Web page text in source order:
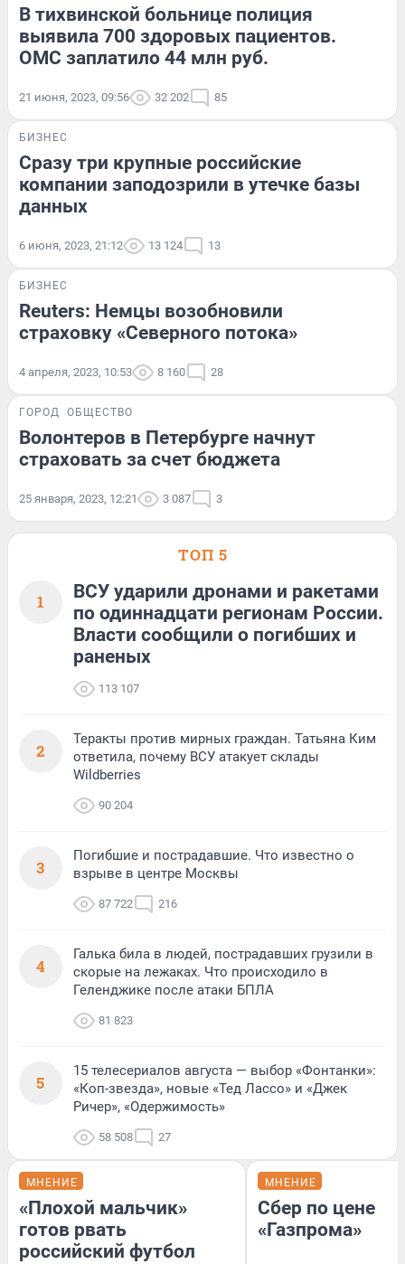
В тихвинской больнице полиция
выявила 700 здоровых пациентов.
ОМС заплатило 44 млн руб.
21 июня, 2023, 09:56 32 202 85
БИЗНЕС
Сразу три крупные российские
компании заподозрили в утечке базы
данных
6 июня, 2023, 21:12 13 124 13
БИЗНЕС
Reuters: Немцы возобновили
страховку «Северного потока»
4 апреля, 2023, 10:53 8 160 28
ГОРОД ОБЩЕСТВО
Волонтеров в Петербурге начнут
страховать за счет бюджета
25 января, 2023, 12:21 3 087 3
ТОП 5
1
ВСУ ударили дронами и ракетами
по одиннадцати регионам России.
Власти сообщили о погибших и
раненых
113 107
2
Теракты против мирных граждан. Татьяна Ким
ответила, почему ВСУ атакует склады
Wildberries
90 204
3
Погибшие и пострадавшие. Что известно о
взрыве в центре Москвы
87 722 216
4
Галька била в людей, пострадавших грузили в
скорые на лежаках. Что происходило в
Геленджике после атаки БПЛА
81 823
5
15 телесериалов августа — выбор «Фонтанки»:
«Коп-звезда», новые «Тед Лассо» и «Джек
Ричер», «Одержимость»
58 508 27
МНЕНИЕ
«Плохой мальчик»
готов рвать
российский футбол
МНЕНИЕ
Сбер по цене
«Газпрома»